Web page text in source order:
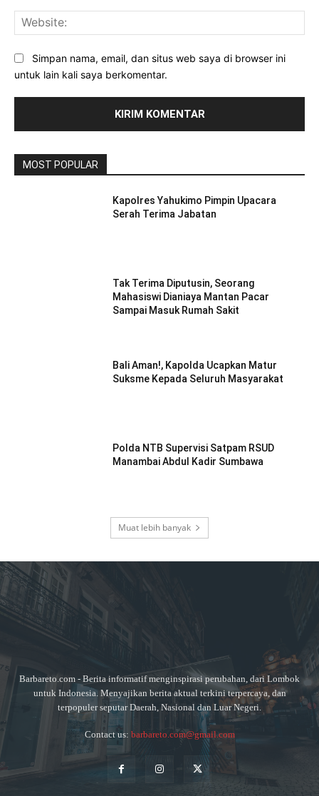
Simpan nama, email, dan situs web saya di browser ini
untuk lain kali saya berkomentar.
MOST POPULAR
Kapolres Yahukimo Pimpin Upacara
Serah Terima Jabatan
Tak Terima Diputusin, Seorang
Mahasiswi Dianiaya Mantan Pacar
Sampai Masuk Rumah Sakit
Bali Aman!, Kapolda Ucapkan Matur
Suksme Kepada Seluruh Masyarakat
Polda NTB Supervisi Satpam RSUD
Manambai Abdul Kadir Sumbawa
Muat lebih banyak
Barbareto.com - Berita informatif menginspirasi perubahan, dari Lombok
untuk Indonesia. Menyajikan berita aktual terkini terpercaya, dan
terpopuler seputar Daerah, Nasional dan Luar Negeri.
Contact us: barbareto.com@gmail.com